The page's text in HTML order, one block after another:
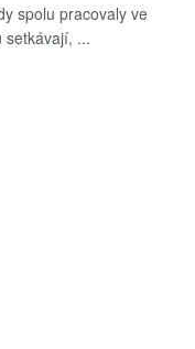
spolu pracovaly ve
setkávají, ...